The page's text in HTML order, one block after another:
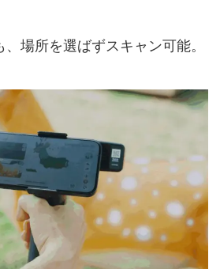
場所を選ばずスキャン可能。